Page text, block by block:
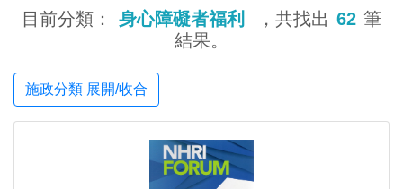
目前分類： 身心障礙者福利 ，共找出 62 筆
結果。
施政分類 展開/收合